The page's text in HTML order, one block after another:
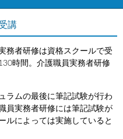
講
務者研修は資格スクールで受
時間。介護職員実務者研修
ラムの最後に筆記試験が行わ
員実務者研修には筆記試験が
ルによっては実施していると